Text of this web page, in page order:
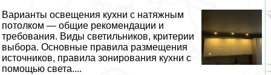
Варианты освещения кухни с натяжным
потолком — общие рекомендации и
требования. Виды светильников, критерии
выбора. Основные правила размещения
источников, правила зонирования кухни с
помощью света....